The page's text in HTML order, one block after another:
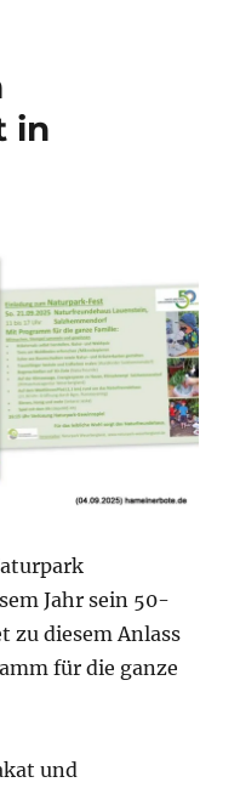
in
Jahr sein 50-
zu diesem Anlass
für die ganze
und